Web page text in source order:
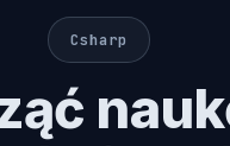
Csharp